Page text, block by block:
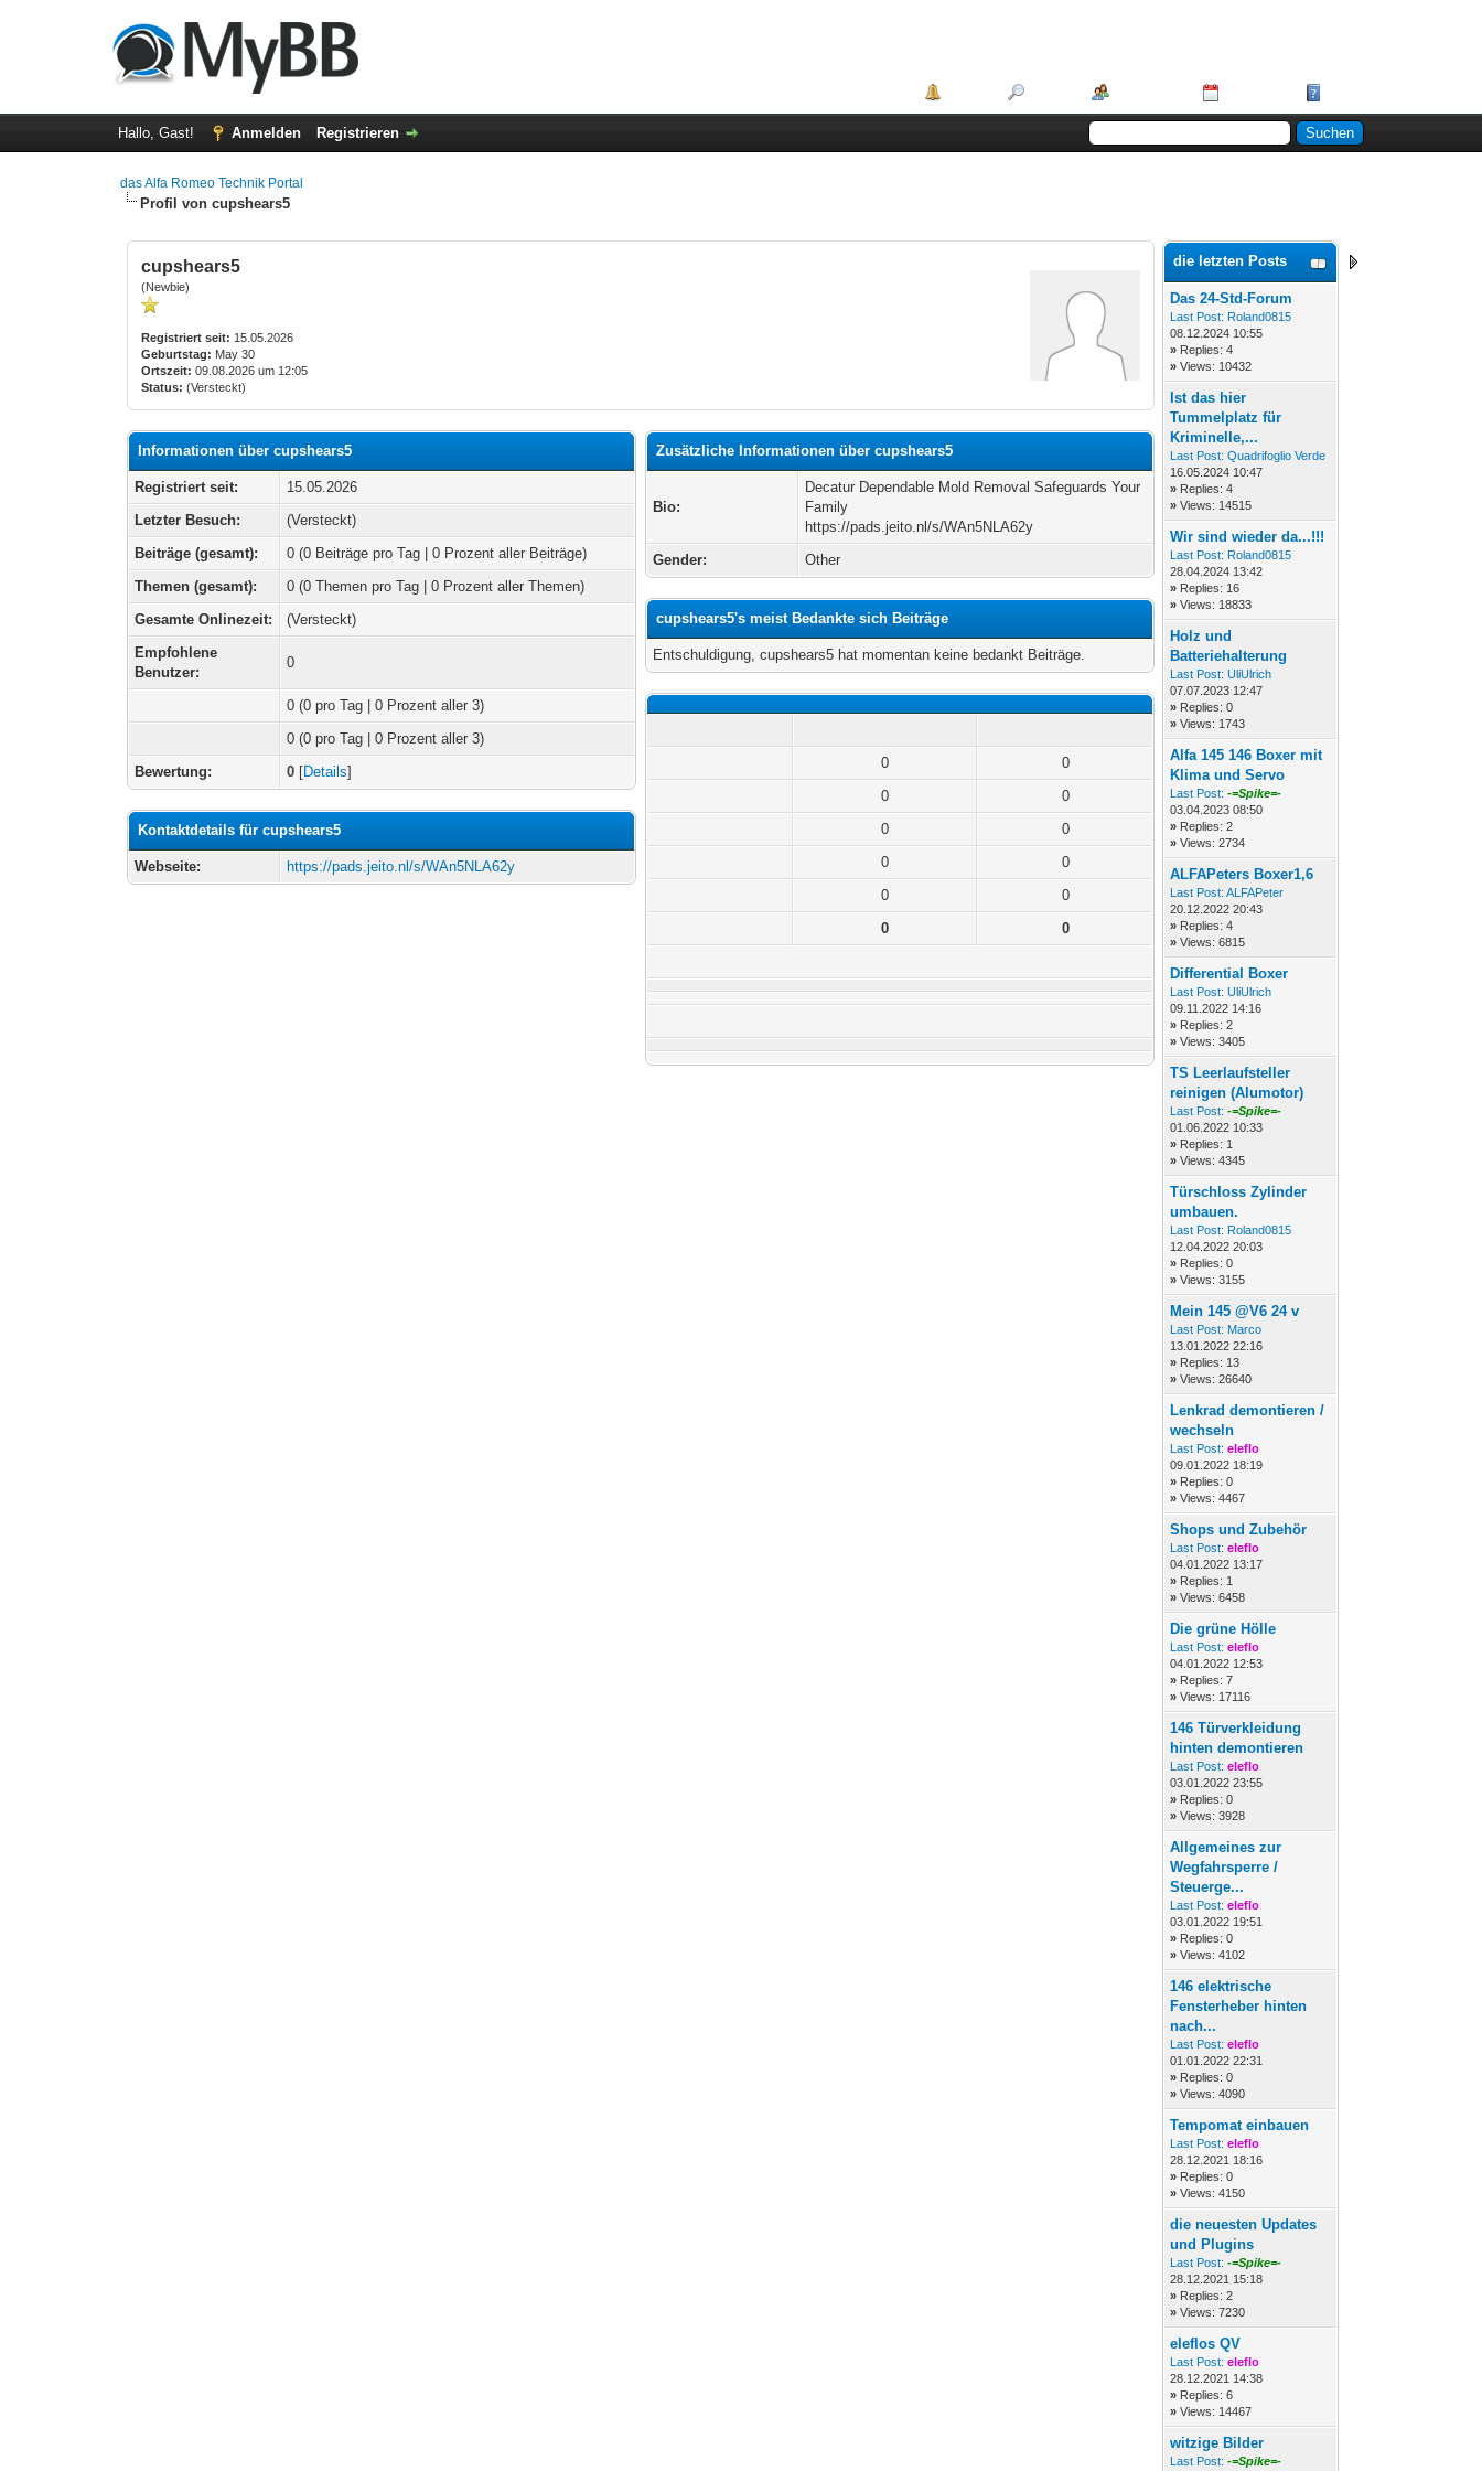
Hallo, Gast! Anmelden Registrieren
das Alfa Romeo Technik Portal
Profil von cupshears5
cupshears5
(Newbie)
Registriert seit: 15.05.2026
Geburtstag: May 30
Ortszeit: 09.08.2026 um 12:05
Status: (Versteckt)
Informationen über cupshears5
Registriert seit:
15.05.2026
Letzter Besuch:
(Versteckt)
Beiträge (gesamt):
0 (0 Beiträge pro Tag | 0 Prozent aller Beiträge)
Themen (gesamt):
0 (0 Themen pro Tag | 0 Prozent aller Themen)
Gesamte Onlinezeit:
(Versteckt)
Empfohlene
Benutzer:
0
0 (0 pro Tag | 0 Prozent aller 3)
0 (0 pro Tag | 0 Prozent aller 3)
Bewertung:
0 [Details]
Kontaktdetails für cupshears5
Webseite: https://pads.jeito.nl/s/WAn5NLA62y
Zusätzliche Informationen über cupshears5
Bio:
Decatur Dependable Mold Removal Safeguards Your
Family
https://pads.jeito.nl/s/WAn5NLA62y
Gender:
Other
cupshears5's meist Bedankte sich Beiträge
Entschuldigung, cupshears5 hat momentan keine bedankt Beiträge.
0
0
0
0
0
0
0
0
0
0
0
0
die letzten Posts
Das 24-Std-Forum
Last Post: Roland0815
08.12.2024 10:55
» Replies: 4
»Views: 10432
Ist das hier
Tummelplatz für
Kriminelle,...
Last Post: Quadrifoglio Verde
16.05.2024 10:47
» Replies: 4
»Views: 14515
Wir sind wieder da...!!!
Last Post: Roland0815
28.04.2024 13:42
» Replies: 16
»Views: 18833
Holz und
Batteriehalterung
Last Post: UliUlrich
07.07.2023 12:47
» Replies: 0
»Views: 1743
Alfa 145 146 Boxer mit
Klima und Servo
Last Post: -=Spike=-
03.04.2023 08:50
» Replies: 2
»Views: 2734
ALFAPeters Boxer1,6
Last Post: ALFAPeter
20.12.2022 20:43
» Replies: 4
»Views: 6815
Differential Boxer
Last Post: UliUlrich
09.11.2022 14:16
» Replies: 2
»Views: 3405
TS Leerlaufsteller
reinigen (Alumotor)
Last Post: -=Spike=-
01.06.2022 10:33
» Replies: 1
»Views: 4345
Türschloss Zylinder
umbauen.
Last Post: Roland0815
12.04.2022 20:03
» Replies: 0
»Views: 3155
Mein 145 @V6 24 v
Last Post: Marco
13.01.2022 22:16
» Replies: 13
»Views: 26640
Lenkrad demontieren /
wechseln
Last Post: eleflo
09.01.2022 18:19
» Replies: 0
»Views: 4467
Shops und Zubehör
Last Post: eleflo
04.01.2022 13:17
» Replies: 1
»Views: 6458
Die grüne Hölle
Last Post: eleflo
04.01.2022 12:53
» Replies: 7
»Views: 17116
146 Türverkleidung
hinten demontieren
Last Post: eleflo
03.01.2022 23:55
» Replies: 0
»Views: 3928
Allgemeines zur
Wegfahrsperre /
Steuerge...
Last Post: eleflo
03.01.2022 19:51
» Replies: 0
»Views: 4102
146 elektrische
Fensterheber hinten
nach...
Last Post: eleflo
01.01.2022 22:31
» Replies: 0
»Views: 4090
Tempomat einbauen
Last Post: eleflo
28.12.2021 18:16
» Replies: 0
»Views: 4150
die neuesten Updates
und Plugins
Last Post: -=Spike=-
28.12.2021 15:18
» Replies: 2
»Views: 7230
eleflos QV
Last Post: eleflo
28.12.2021 14:38
» Replies: 6
»Views: 14467
witzige Bilder
Last Post: -=Spike=-